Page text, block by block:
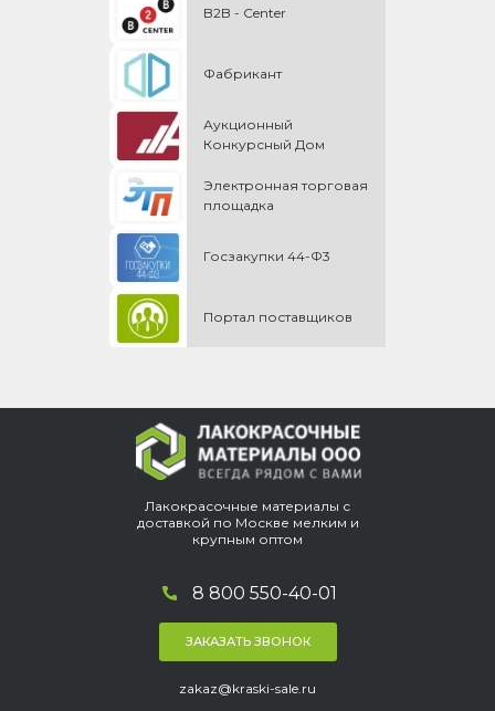
B2B - Center
Фабрикант
Аукционный
Конкурсный Дом
Электронная торговая
площадка
Госзакупки 44-Ф3
Портал поставщиков
Лакокрасочные материалы с
доставкой по Москве мелким и
крупным оптом
8 800 550-40-01
ЗАКАЗАТЬ ЗВОНОК
zakaz@kraski-sale.ru